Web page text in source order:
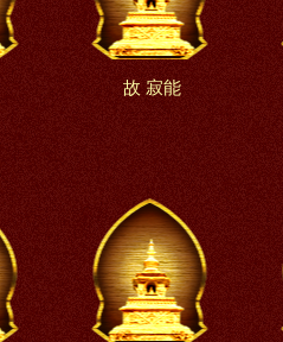
故 寂能